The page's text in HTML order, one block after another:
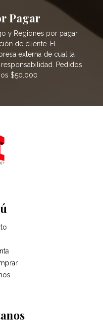
Pagar
y Regiones por pagar
de cliente. El
externa de cual la
Pedidos
$50.000